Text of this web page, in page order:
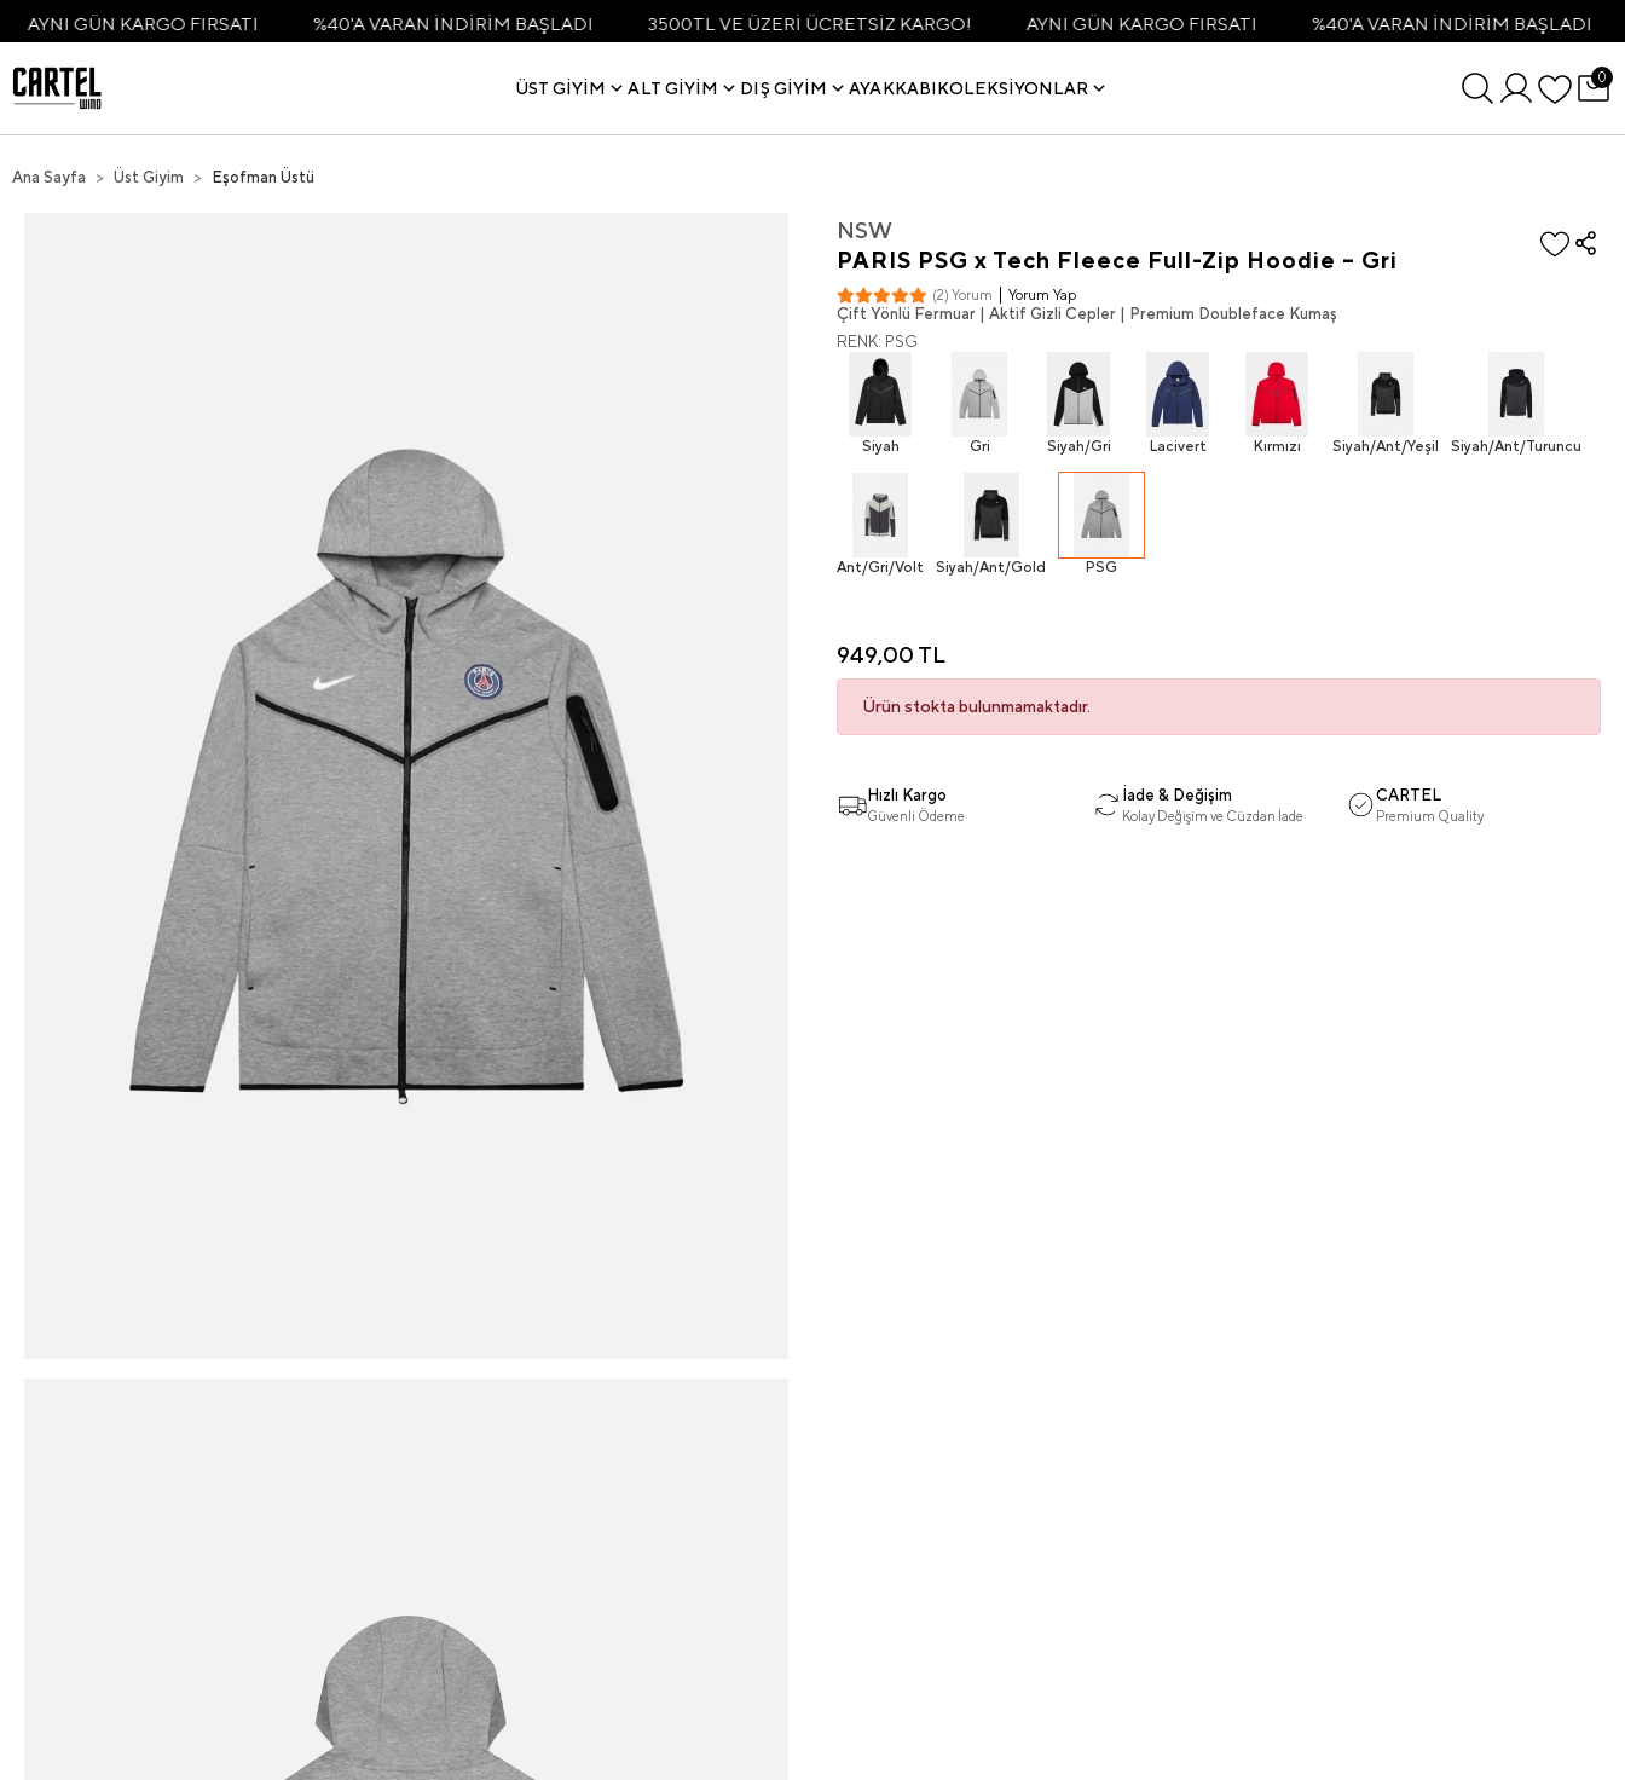
KARGO FIRSATI %40'A VARAN İNDİRİM BAŞLADI 3500TL VE ÜZERİ ÜCRETSİZ KARGO! AYNI GÜN KARGO FIRSATI %40'A VARAN İNDİRİM BAŞLADI 3500TL
ÜST GIYIM ALT GIYIM DIŞ GIYIM AYAKKABIKOLEKSIYONLAR
0
Ana Sayfa Üst Giyim Eşofman Üstü
NSW
PARIS PSG x Tech Fleece Full-Zip Hoodie – Gri
(2) Yorum Yorum Yap
Çift Yönlü Fermuar | Aktif Gizli Cepler | Premium Doubleface Kumaş
RENK: PSG
Siyah Gri Siyah/Gri Lacivert Kırmızı Siyah/Ant/Yeşil Siyah/Ant/Turuncu
Ant/Gri/Volt Siyah/Ant/Gold PSG
949,00 TL
Ürün stokta bulunmamaktadır.
Hızlı Kargo
Güvenli Ödeme
İade & Değişim
Kolay Değişim ve Cüzdan İade
CARTEL
Premium Quality